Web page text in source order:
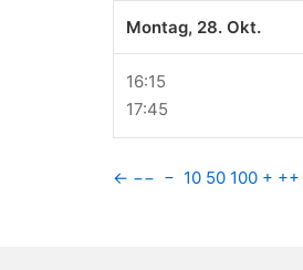
Montag, 28. Okt.
16:15
17:45
← −− − 10 50 100 + ++